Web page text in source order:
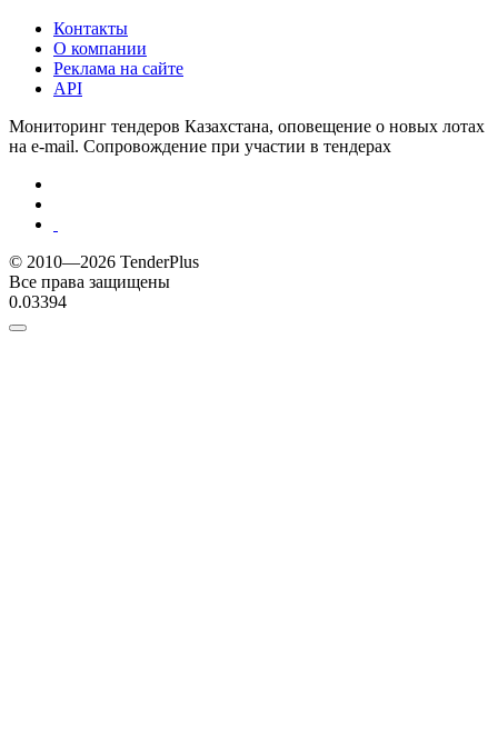
Контакты
О компании
Реклама на сайте
API
Мониторинг тендеров Казахстана, оповещение о новых лотах
на e-mail. Сопровождение при участии в тендерах
© 2010—2026 TenderPlus
Все права защищены
0.03394